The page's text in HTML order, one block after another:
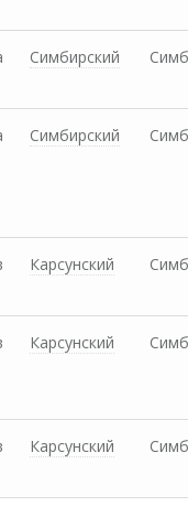
Симбирский
Симбирский
Карсунский
Карсунский
Карсунский